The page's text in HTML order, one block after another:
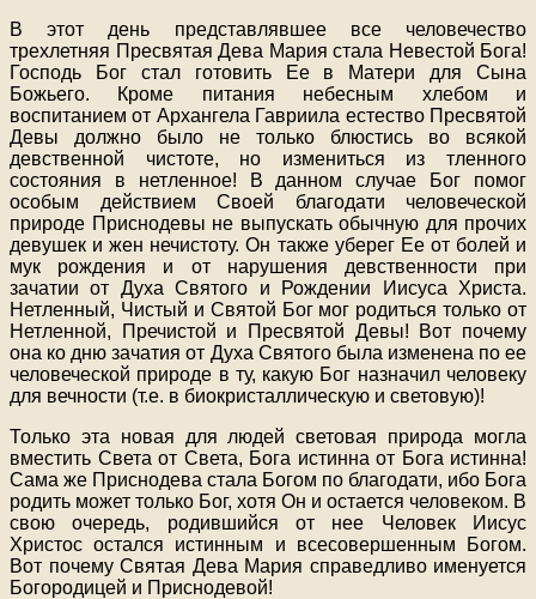
В этот день представлявшее все человечество
трехлетняя Пресвятая Дева Мария стала Невестой Бога!
Господь Бог стал готовить Ее в Матери для Сына
Божьего. Кроме питания небесным хлебом и
воспитанием от Архангела Гавриила естество Пресвятой
Девы должно было не только блюстись во всякой
девственной чистоте, но измениться из тленного
состояния в нетленное! В данном случае Бог помог
особым действием Своей благодати человеческой
природе Приснодевы не выпускать обычную для прочих
девушек и жен нечистоту. Он также уберег Ее от болей и
мук рождения и от нарушения девственности при
зачатии от Духа Святого и Рождении Иисуса Христа.
Нетленный, Чистый и Святой Бог мог родиться только от
Нетленной, Пречистой и Пресвятой Девы! Вот почему
она ко дню зачатия от Духа Святого была изменена по ее
человеческой природе в ту, какую Бог назначил человеку
для вечности (т.е. в биокристаллическую и световую)!
Только эта новая для людей световая природа могла
вместить Света от Света, Бога истинна от Бога истинна!
Сама же Приснодева стала Богом по благодати, ибо Бога
родить может только Бог, хотя Он и остается человеком. В
свою очередь, родившийся от нее Человек Иисус
Христос остался истинным и всесовершенным Богом.
Вот почему Святая Дева Мария справедливо именуется
Богородицей и Приснодевой!